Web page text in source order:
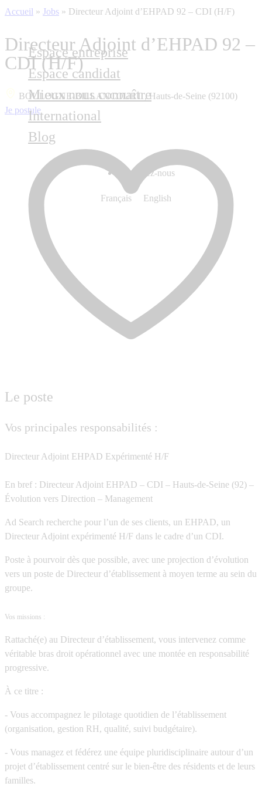
Espace entreprise
Espace candidat
Mieux nous connaître
International
Blog
Contactez-nous
Français English
Accueil » Jobs » Directeur Adjoint d’EHPAD 92 – CDI (H/F)
Directeur Adjoint d’EHPAD 92 –
CDI (H/F)
BOULOGNE-BILLANCOURT , Hauts-de-Seine (92100)
Je postule
Le poste
Vos principales responsabilités :
Directeur Adjoint EHPAD Expérimenté H/F
En bref : Directeur Adjoint EHPAD – CDI – Hauts-de-Seine (92) –
Évolution vers Direction – Management
Ad Search recherche pour l’un de ses clients, un EHPAD, un
Directeur Adjoint expérimenté H/F dans le cadre d’un CDI.
Poste à pourvoir dès que possible, avec une projection d’évolution
vers un poste de Directeur d’établissement à moyen terme au sein du
groupe.
Vos missions :
Rattaché(e) au Directeur d’établissement, vous intervenez comme
véritable bras droit opérationnel avec une montée en responsabilité
progressive.
À ce titre :
- Vous accompagnez le pilotage quotidien de l’établissement
(organisation, gestion RH, qualité, suivi budgétaire).
- Vous managez et fédérez une équipe pluridisciplinaire autour d’un
projet d’établissement centré sur le bien-être des résidents et de leurs
familles.